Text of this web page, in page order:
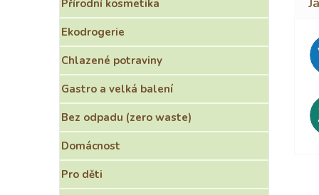
Přírodní kosmetika
Ekodrogerie
Chlazené potraviny
Gastro a velká balení
Bez odpadu (zero waste)
Domácnost
Pro děti